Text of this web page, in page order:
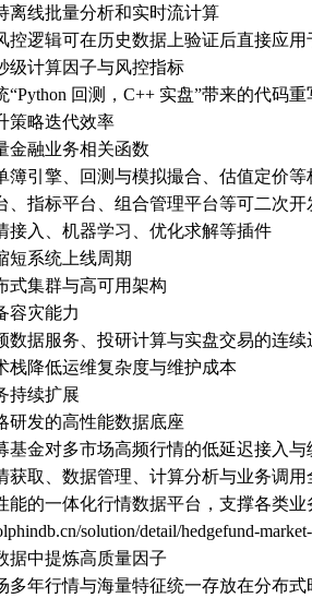
离线批量分析和实时流计算
控逻辑可在历史数据上验证后直接应
级计算因子与风控指标
“Python 回测，C++ 实盘”带来的代码重
策略迭代效率
金融业务相关函数
簿引擎、回测与模拟撮合、估值定价
、指标平台、组合管理平台等可二次开
接入、机器学习、优化求解等插件
短系统上线周期
式集群与高可用架构
容灾能力
数据服务、投研计算与实盘交易的连续
栈降低运维复杂度与维护成本
持续扩展
研发的高性能数据底座
基金对多市场高频行情的低延迟接入与
获取、数据管理、计算分析与业务调用
能的一体化行情数据平台，支撑各类业
solution/detail/hedgefund-
据中提炼高质量因子
多年行情与海量特征统一存放在分布式